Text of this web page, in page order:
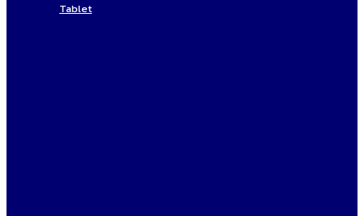
Tablet